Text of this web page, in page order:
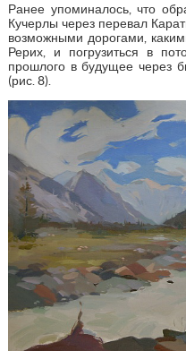
Ранее упоминалось, что
Кучерлы через перевал
возможными дорогами,
Рерих, и погрузиться в
прошлого в будущее через
(рис. 8).